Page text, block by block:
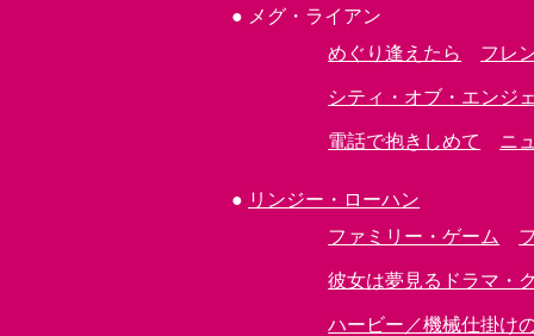
● メグ・ライアン
めぐり逢えたら
フレ
シティ・オブ・エンジ
電話で抱きしめて ニ
● リンジー・ローハン
ファミリー・ゲーム
彼女は夢見るドラマ・
ハービー／機械仕掛け